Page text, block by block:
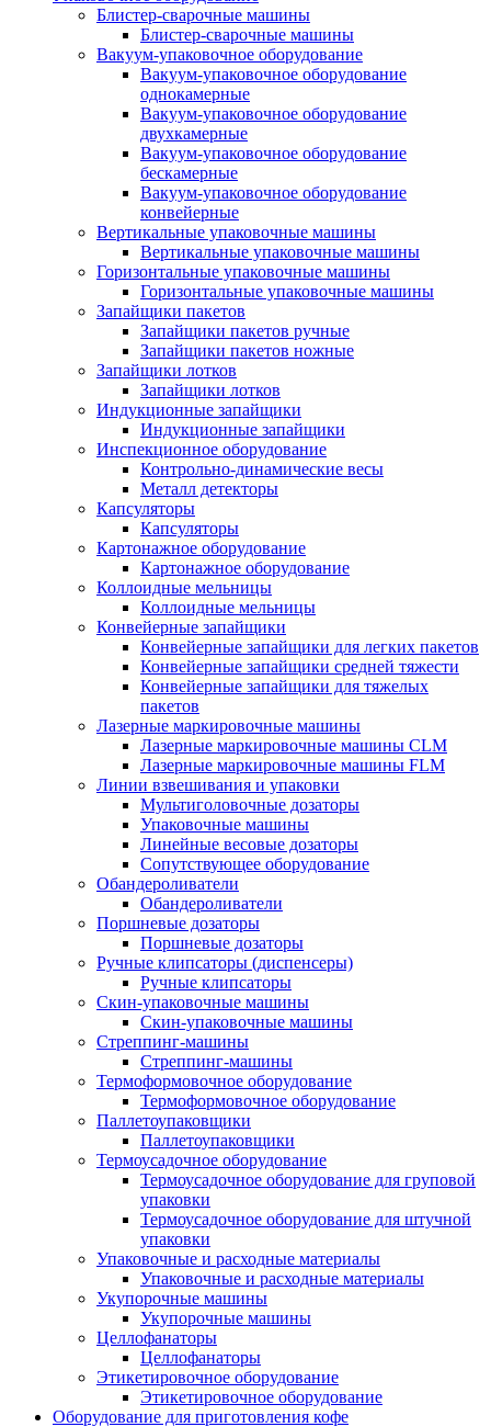
Блистер-сварочные машины
Блистер-сварочные машины
Вакуум-упаковочное оборудование
Вакуум-упаковочное оборудование
однокамерные
Вакуум-упаковочное оборудование
двухкамерные
Вакуум-упаковочное оборудование
беcкамерные
Вакуум-упаковочное оборудование
конвейерные
Вертикальные упаковочные машины
Вертикальные упаковочные машины
Горизонтальные упаковочные машины
Горизонтальные упаковочные машины
Запайщики пакетов
Запайщики пакетов ручные
Запайщики пакетов ножные
Запайщики лотков
Запайщики лотков
Индукционные запайщики
Индукционные запайщики
Инспекционное оборудование
Контрольно-динамические весы
Металл детекторы
Капсуляторы
Капсуляторы
Картонажное оборудование
Картонажное оборудование
Коллоидные мельницы
Коллоидные мельницы
Конвейерные запайщики
Конвейерные запайщики для легких пакетов
Конвейерные запайщики средней тяжести
Конвейерные запайщики для тяжелых
пакетов
Лазерные маркировочные машины
Лазерные маркировочные машины CLM
Лазерные маркировочные машины FLM
Линии взвешивания и упаковки
Мультиголовочные дозаторы
Упаковочные машины
Линейные весовые дозаторы
Сопутствующее оборудование
Обандероливатели
Обандероливатели
Поршневые дозаторы
Поршневые дозаторы
Ручные клипсаторы (диспенсеры)
Ручные клипсаторы
Скин-упаковочные машины
Скин-упаковочные машины
Стреппинг-машины
Стреппинг-машины
Термоформовочное оборудование
Термоформовочное оборудование
Паллетоупаковщики
Паллетоупаковщики
Термоусадочное оборудование
Термоусадочное оборудование для груповой
упаковки
Термоусадочное оборудование для штучной
упаковки
Упаковочные и расходные материалы
Упаковочные и расходные материалы
Укупорочные машины
Укупорочные машины
Целлофанаторы
Целлофанаторы
Этикетировочное оборудование
Этикетировочное оборудование
Оборудование для приготовления кофе